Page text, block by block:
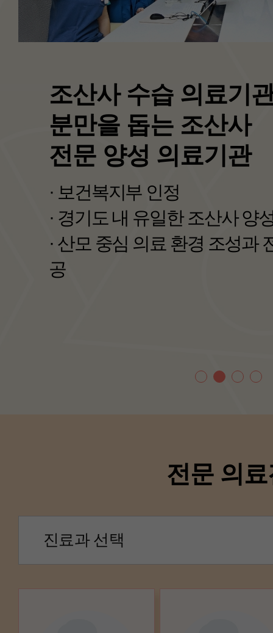
보건복지부 선정
<포괄 2차 종합병원>
· 지역 필수의료를 책임지는
· 지역완결적 필수의료체계 구
자세히보기
전문 의료